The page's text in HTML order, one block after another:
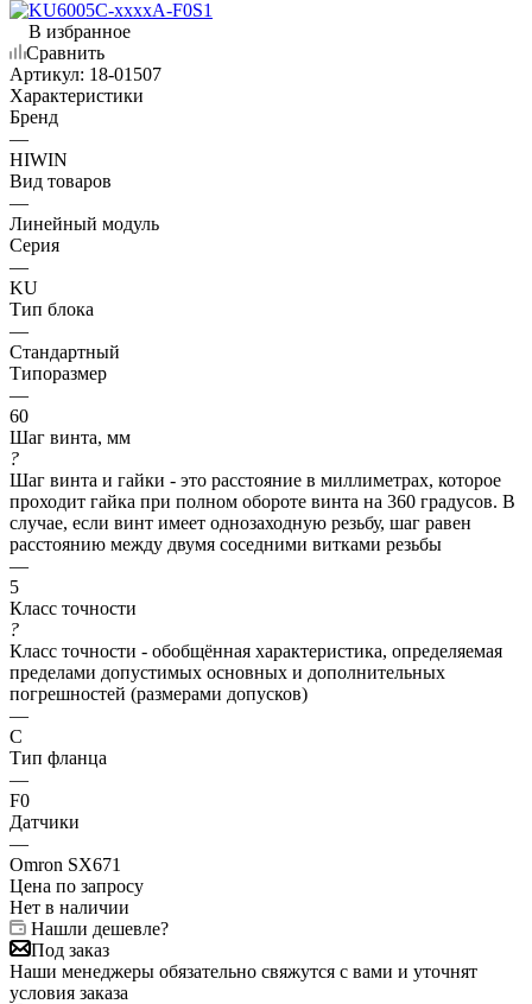
В избранное
Сравнить
Артикул: 18-01507
Характеристики
Бренд
—
HIWIN
Вид товаров
—
Линейный модуль
Серия
—
KU
Тип блока
—
Стандартный
Типоразмер
—
60
Шаг винта, мм
?
Шаг винта и гайки - это расстояние в миллиметрах, которое
проходит гайка при полном обороте винта на 360 градусов. В
случае, если винт имеет однозаходную резьбу, шаг равен
расстоянию между двумя соседними витками резьбы
—
5
Класс точности
?
Класс точности - обобщённая характеристика, определяемая
пределами допустимых основных и дополнительных
погрешностей (размерами допусков)
—
C
Тип фланца
—
F0
Датчики
—
Omron SX671
Цена по запросу
Нет в наличии
Нашли дешевле?
Под заказ
Наши менеджеры обязательно свяжутся с вами и уточнят
условия заказа